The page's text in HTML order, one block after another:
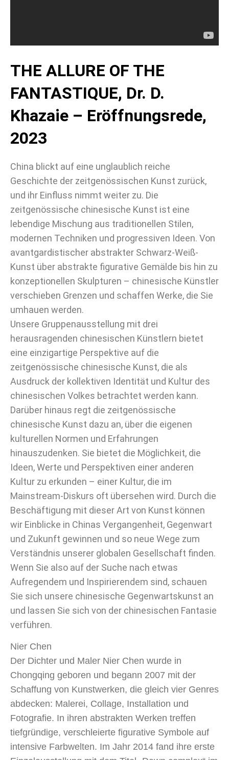
THE ALLURE OF THE
FANTASTIQUE, Dr. D.
Khazaie – Eröffnungsrede,
2023
China blickt auf eine unglaublich reiche
Geschichte der zeitgenössischen Kunst zurück,
und ihr Einfluss nimmt weiter zu. Die
zeitgenössische chinesische Kunst ist eine
lebendige Mischung aus traditionellen Stilen,
modernen Techniken und progressiven Ideen. Von
avantgardistischer abstrakter Schwarz-Weiß-
Kunst über abstrakte figurative Gemälde bis hin zu
konzeptionellen Skulpturen – chinesische Künstler
verschieben Grenzen und schaffen Werke, die Sie
umhauen werden.
Unsere Gruppenausstellung mit drei
herausragenden chinesischen Künstlern bietet
eine einzigartige Perspektive auf die
zeitgenössische chinesische Kunst, die als
Ausdruck der kollektiven Identität und Kultur des
chinesischen Volkes betrachtet werden kann.
Darüber hinaus regt die zeitgenössische
chinesische Kunst dazu an, über die eigenen
kulturellen Normen und Erfahrungen
hinauszudenken. Sie bietet die Möglichkeit, die
Ideen, Werte und Perspektiven einer anderen
Kultur zu erkunden – einer Kultur, die im
Mainstream-Diskurs oft übersehen wird. Durch die
Beschäftigung mit dieser Art von Kunst können
wir Einblicke in Chinas Vergangenheit, Gegenwart
und Zukunft gewinnen und so neue Wege zum
Verständnis unserer globalen Gesellschaft finden.
Wenn Sie also auf der Suche nach etwas
Aufregendem und Inspirierendem sind, schauen
Sie sich unsere chinesische Gegenwartskunst an
und lassen Sie sich von der chinesischen Fantasie
verführen.
Nier Chen
Der Dichter und Maler Nier Chen wurde in
Chongqing geboren und begann 2007 mit der
Schaffung von Kunstwerken, die gleich vier Genres
abdecken: Malerei, Collage, Installation und
Fotografie. In ihren abstrakten Werken treffen
tiefgründige, verschleierte figurative Symbole auf
intensive Farbwelten. Im Jahr 2014 fand ihre erste